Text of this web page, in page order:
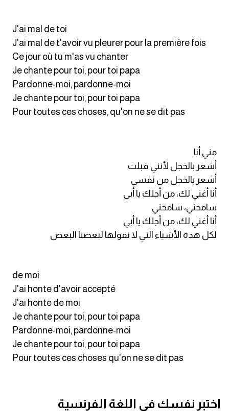
J'ai mal de toi
J'ai mal de t'avoir vu pleurer pour la première fois
Ce jour où tu m'as vu chanter
Je chante pour toi, pour toi papa
Pardonne-moi, pardonne-moi
Je chante pour toi, pour toi papa
Pour toutes ces choses, qu'on ne se dit pas
مني أنا
أشعر بالخجل لأنني قبلت
أشعر بالخجل من نفسي
أنا أغني لك، من أجلك يا أبي
سامحني، سامحني
أنا أغني لك، من أجلك يا أبي
لكل هذه الأشياء التي لا نقولها لبعضنا البعض
de moi
J'ai honte d'avoir accepté
J'ai honte de moi
Je chante pour toi, pour toi papa
Pardonne-moi, pardonne-moi
Je chante pour toi, pour toi papa
Pour toutes ces choses qu'on ne se dit pas
اختبر نفسك في اللغة الفرنسية